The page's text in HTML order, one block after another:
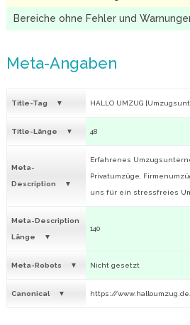
Bereiche ohne Fehler und
Meta-Angaben
Title-Tag HALLO UMZUG
Title-Länge 48
Meta-
Description
Erfahrenes
Privatumzüge,
uns für ein stressfreies
Meta-Description
Länge
140
Meta-Robots Nicht gesetzt
Canonical https://